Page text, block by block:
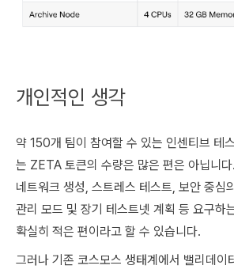
개인적인 생각
약 150개 팀이 참여할 수 있는 인센티브 테
는 ZETA 토큰의 수량은 많은 편은 아닙니
네트워크 생성, 스트레스 테스트, 보안 중심
관리 모드 및 장기 테스트넷 계획 등 요구하
확실히 적은 편이라고 할 수 있습니다.
그러나 기존 코스모스 생태계에서 밸리데이